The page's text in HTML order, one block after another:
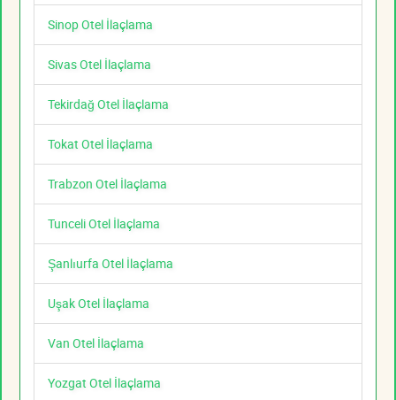
Sinop Otel İlaçlama
Sivas Otel İlaçlama
Tekirdağ Otel İlaçlama
Tokat Otel İlaçlama
Trabzon Otel İlaçlama
Tunceli Otel İlaçlama
Şanlıurfa Otel İlaçlama
Uşak Otel İlaçlama
Van Otel İlaçlama
Yozgat Otel İlaçlama